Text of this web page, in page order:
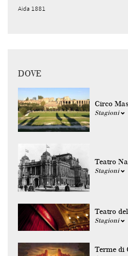
Aida 1881
DOVE
Circo
Stagioni
Teatro
Stagioni
Teatro
Stagioni
Terme di